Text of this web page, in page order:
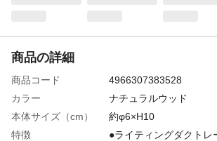
商品の詳細
商品コード
4966307383528
カラー
ナチュラルウッド
本体サイズ（cm）
約φ6×H10
特徴
●ライティングダクトレ